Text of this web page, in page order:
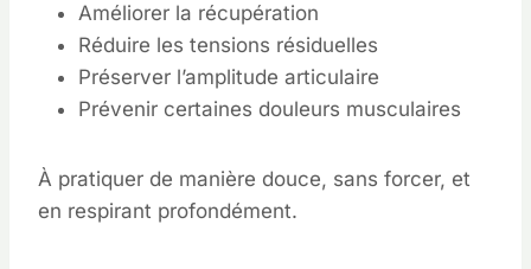
Améliorer la récupération
Réduire les tensions résiduelles
Préserver l’amplitude articulaire
Prévenir certaines douleurs musculaires
À pratiquer de manière douce, sans forcer, et
en respirant profondément.